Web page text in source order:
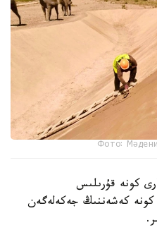
Фото:
كونە قۇرىلىس
كونە كەشەننىڭ جەكەلەگەن